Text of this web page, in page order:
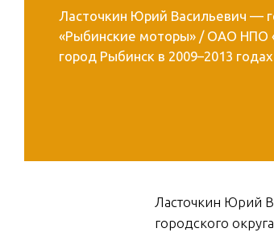
«Рыбинские моторы» / ОАО НПО
город Рыбинск в 2009–2013 годах.
Ласточкин Юрий
городского